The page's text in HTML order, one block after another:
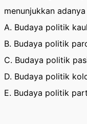
menunjukkan
A. Budaya politik
B. Budaya politik
C. Budaya politik
D. Budaya politik
E. Budaya politik